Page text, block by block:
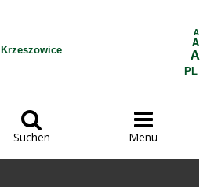
A
A
A
PL

Suchen

Menü